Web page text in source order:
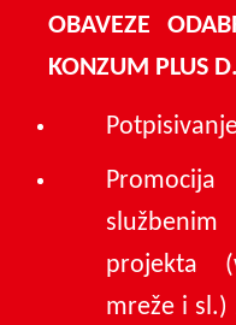
OBAVEZE
KONZUM PLUS
projekta
mreže i